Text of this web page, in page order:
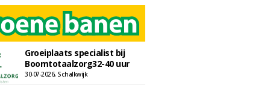
Groeiplaats specialist bij
Boomtotaalzorg32-40 uur
30-07-2026, Schalkwijk